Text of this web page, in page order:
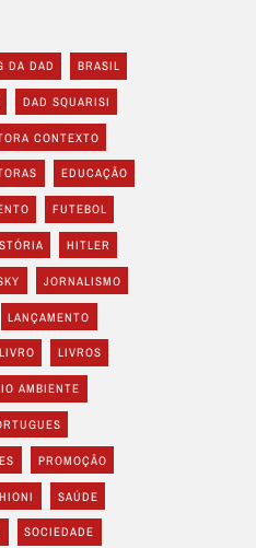
DA DAD BRASIL
DAD SQUARISI
CONTEXTO
EDUCAÇÃO
FUTEBOL
HITLER
JORNALISMO
LANÇAMENTO
LIVRO LIVROS
AMBIENTE
PROMOÇÃO
SAÚDE
SOCIEDADE